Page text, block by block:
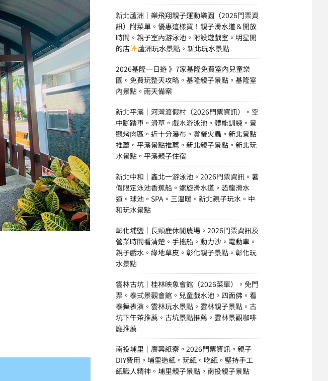
新北蘆洲｜樂飛翔親子運動樂園（2026門票資
訊）附菜單。優惠這樣買！親子滑水道＆開放
時間。親子室內游泳池。附設遊戲室。明星開
的店
蘆洲玩水景點。新北玩水景點
2026基隆一日遊 》7家基隆免費室內兒童樂
園。免費玩整天攻略。基隆親子景點。基隆室
內景點。雨天備案
新北平溪｜河灣渡假村（2026門票資訊）。空
中腳踏車。滑草。戲水游泳池。體能訓練。景
觀烤肉區。近十分瀑布。賞螢火蟲。新北景點
推薦。平溪景點推薦。新北親子景點。新北玩
水景點。平溪親子住宿
新北中和｜鑫北一游泳池。2026門票資訊。暑
假限定泳池香蕉船。螺旋滑水道。恐龍滑水
道。球池。SPA。三溫暖。新北親子玩水。中
和玩水景點
彰化埔鹽｜長頸鹿休閒農場。2026門票資訊及
營業時間看清楚。手搖船。動力沙。電動車。
親子戲水。綠地草皮。彰化親子景點。彰化玩
水景點
雲林古坑｜桂林映象會館（2026菜單）。免門
票。泰式景觀會館。兒童戲水池。四面佛。看
泰舞表演。雲林玩水景點。雲林親子景點。古
坑下午茶推薦。古坑景點推薦。雲林景觀咖啡
廳推薦
南投埔里｜廣興紙寮。2026門票資訊。親子
DIY費用。埔里造紙。玩紙。吃紙。堅持手工
紙職人精神。埔里親子景點。南投親子景點